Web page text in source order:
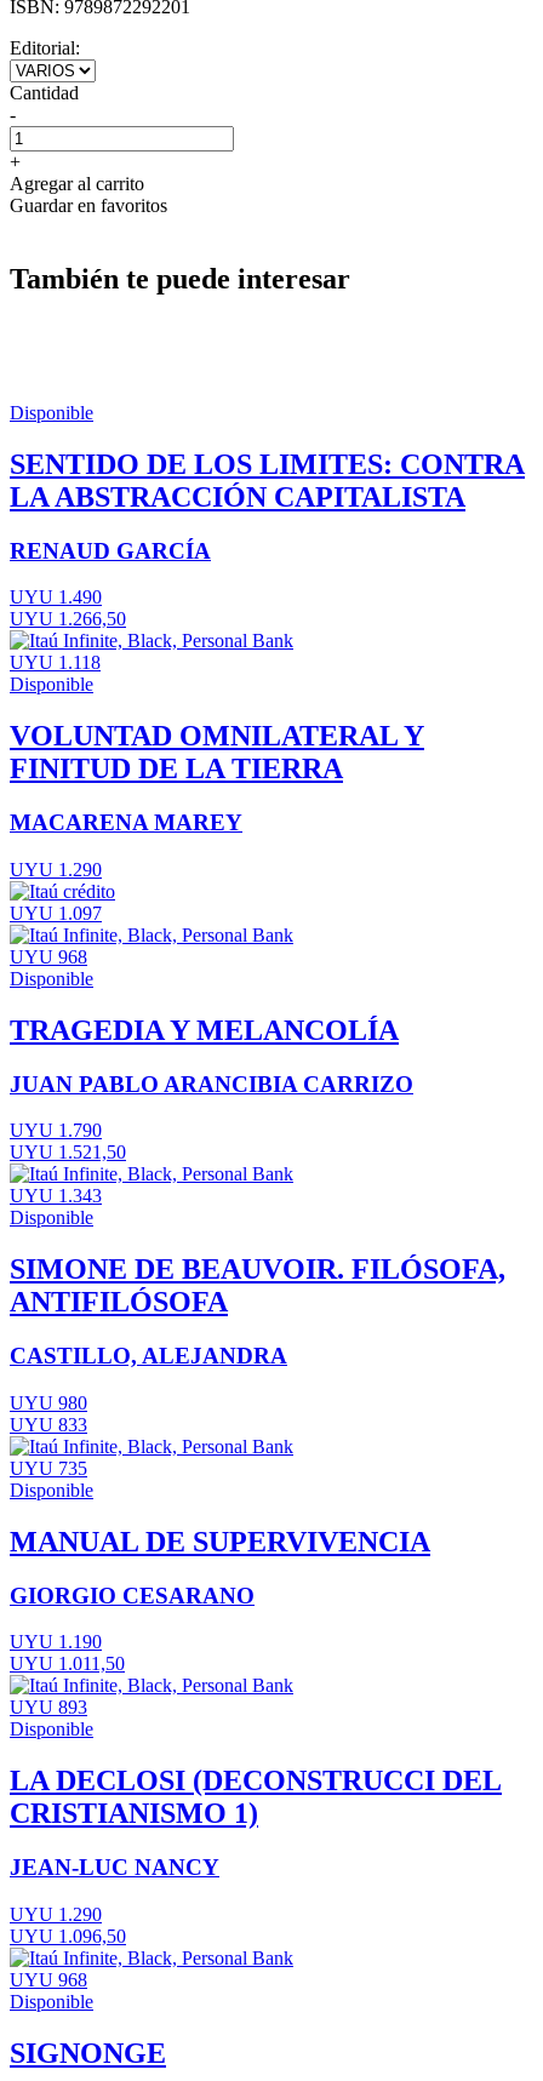
ISBN: 9789872292201
Editorial:
Cantidad
-
+
Agregar al carrito
Guardar en favoritos
También te puede interesar
Disponible
SENTIDO DE LOS LIMITES: CONTRA
LA ABSTRACCIÓN CAPITALISTA
RENAUD GARCÍA
UYU 1.490
UYU 1.266,50
UYU 1.118
Disponible
VOLUNTAD OMNILATERAL Y
FINITUD DE LA TIERRA
MACARENA MAREY
UYU 1.290
UYU 1.097
UYU 968
Disponible
TRAGEDIA Y MELANCOLÍA
JUAN PABLO ARANCIBIA CARRIZO
UYU 1.790
UYU 1.521,50
UYU 1.343
Disponible
SIMONE DE BEAUVOIR. FILÓSOFA,
ANTIFILÓSOFA
CASTILLO, ALEJANDRA
UYU 980
UYU 833
UYU 735
Disponible
MANUAL DE SUPERVIVENCIA
GIORGIO CESARANO
UYU 1.190
UYU 1.011,50
UYU 893
Disponible
LA DECLOSI (DECONSTRUCCI DEL
CRISTIANISMO 1)
JEAN-LUC NANCY
UYU 1.290
UYU 1.096,50
UYU 968
Disponible
SIGNONGE